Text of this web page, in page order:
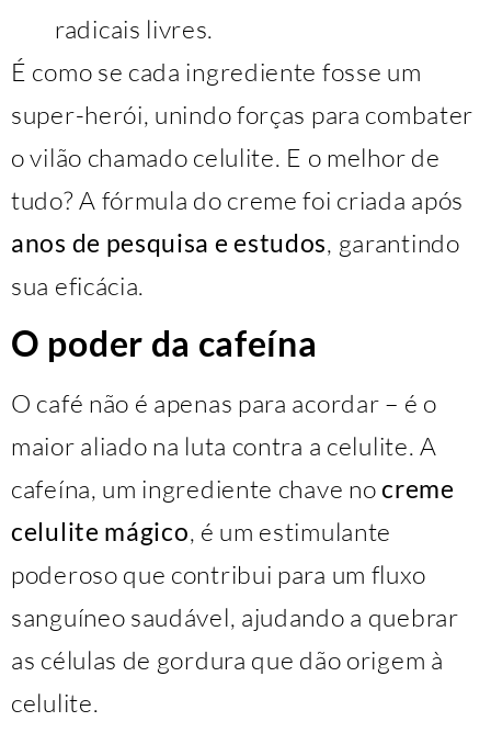
radicais livres.
É como se cada ingrediente fosse um
super-herói, unindo forças para combater
o vilão chamado celulite. E o melhor de
tudo? A fórmula do creme foi criada após
anos de pesquisa e estudos, garantindo
sua eficácia.
O poder da cafeína
O café não é apenas para acordar – é o
maior aliado na luta contra a celulite. A
cafeína, um ingrediente chave nocreme
celulite mágico, é um estimulante
poderoso que contribui para um fluxo
sanguíneo saudável, ajudando a quebrar
as células de gordura que dão origem à
celulite.